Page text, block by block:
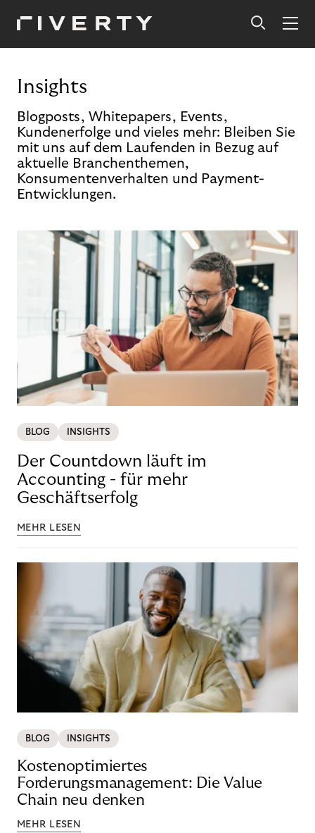
Insights
Blogposts, Whitepapers, Events,
Kundenerfolge und vieles mehr: Bleiben Sie
mit uns auf dem Laufenden in Bezug auf
aktuelle Branchenthemen,
Konsumentenverhalten und Payment-
Entwicklungen.
BLOG INSIGHTS
Der Countdown läuft im
Accounting - für mehr
Geschäftserfolg
MEHR LESEN
BLOG INSIGHTS
Kostenoptimiertes
Forderungsmanagement: Die Value
Chain neu denken
MEHR LESEN